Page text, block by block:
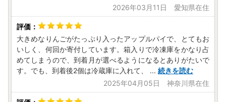
2026年03月11日 愛知県在住
大きめなりんごがたっぷり入ったアップルパイで、とてもお
いしく、何回か寄付しています。箱入りで冷凍庫をかなり占
めてしまうので、到着月が選べるようになるとありがたいで
す。でも、到着後2個は冷蔵庫に入れて、
... 続きを読む
2025年04月05日 神奈川県在住